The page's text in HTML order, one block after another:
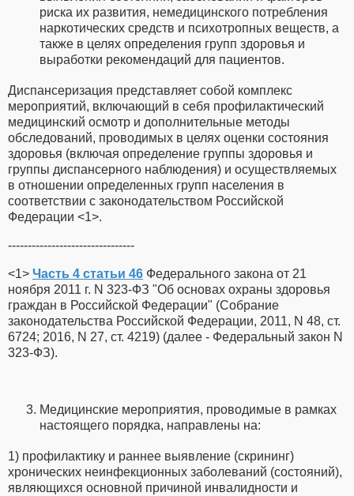
риска их развития, немедицинского потребления
наркотических средств и психотропных веществ, а
также в целях определения групп здоровья и
выработки рекомендаций для пациентов.
Диспансеризация представляет собой комплекс
мероприятий, включающий в себя профилактический
медицинский осмотр и дополнительные методы
обследований, проводимых в целях оценки состояния
здоровья (включая определение группы здоровья и
группы диспансерного наблюдения) и осуществляемых
в отношении определенных групп населения в
соответствии с законодательством Российской
Федерации <1>.
--------------------------------
<1> Часть 4 статьи 46 Федерального закона от 21
ноября 2011 г. N 323-ФЗ "Об основах охраны здоровья
граждан в Российской Федерации" (Собрание
законодательства Российской Федерации, 2011, N 48, ст.
6724; 2016, N 27, ст. 4219) (далее - Федеральный закон N
323-ФЗ).
Медицинские мероприятия, проводимые в рамках
настоящего порядка, направлены на:
1) профилактику и раннее выявление (скрининг)
хронических неинфекционных заболеваний (состояний),
являющихся основной причиной инвалидности и